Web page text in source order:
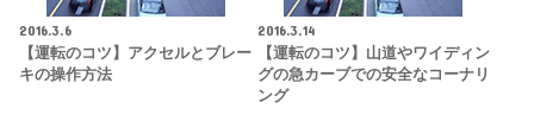
2016.3.6
【運転のコツ】アクセルとブレー
キの操作方法
2016.3.14
【運転のコツ】山道やワイディン
グの急カーブでの安全なコーナリ
ング